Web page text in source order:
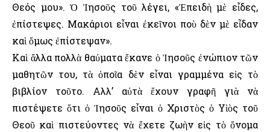
Θεός μου». Ὁ Ἰησοῦς τοῦ λέγει, «Ἐπειδὴ μὲ εἶδες,
ἐπίστεψες. Μακάριοι εἶναι ἐκεῖνοι ποὺ δὲν μὲ εἶδαν
καὶ ὅμως ἐπίστεψαν».
Καὶ ἄλλα πολλὰ θαὐματα ἔκανε ὁ Ἰησοῦς ἐνώπιον τῶν
μαθητῶν του, τὰ ὁποῖα δὲν εἶναι γραμμένα εἰς τὸ
βιβλίον τοῦτο. Αλλ’ αὐτὰ ἔχουν γραφῆ γιὰ νὰ
πιστέψετε ὅτι ὁ Ἰησοῦς εἶναι ὁ Χριστὸς ὁ Υἱὸς τοῦ
Θεοῦ καὶ πιστεύοντες νὰ ἔχετε ζωὴν εἰς τὸ ὄνομα